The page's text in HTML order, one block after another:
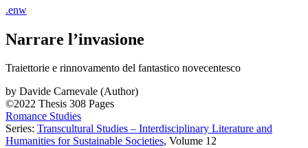
.enw
Narrare l’invasione
Traiettorie e rinnovamento del fantastico novecentesco
by Davide Carnevale (Author)
©2022 Thesis 308 Pages
Romance Studies
Series: Transcultural Studies – Interdisciplinary Literature and
Humanities for Sustainable Societies, Volume 12